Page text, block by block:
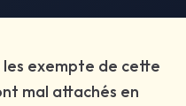
de 12-14 ans. Pour
les exempte de cette
mal attachés en